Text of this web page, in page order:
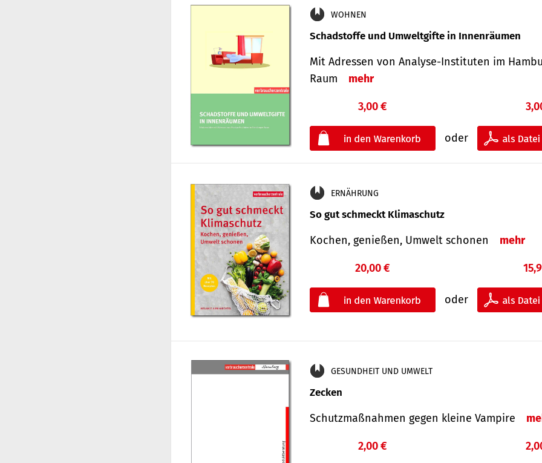
WOHNEN
Schadstoffe und Umweltgifte in Innenräumen
Mit Adressen von Analyse-Insti­tuten im
Raum
mehr
3,00 €
oder
ERNÄHRUNG
So gut schmeckt Klimaschutz
Kochen, genießen, Umwelt schonen mehr
20,00 €
oder
GESUNDHEIT UND UMWELT
Zecken
Schutz­maß­nahmen gegen kleine Vampire
2,00 €